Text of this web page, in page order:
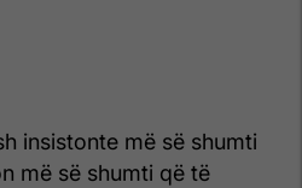
insistonte më së shumti
më së shumti që të